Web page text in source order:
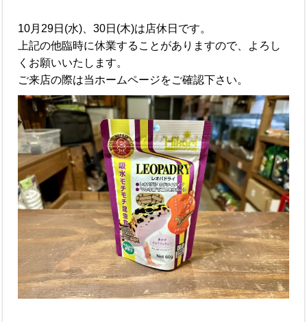
10月29日(水)、30日(木)は店休日です。
上記の他臨時に休業することがありますので、よろし
くお願いいたします。
ご来店の際は当ホームページをご確認下さい。